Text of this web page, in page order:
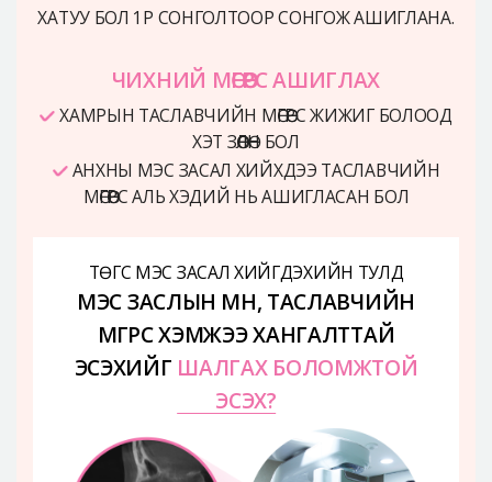
ХАТУУ БОЛ 1Р СОНГОЛТООР СОНГОЖ АШИГЛАНА.
ЧИХНИЙ МӨГӨӨРС АШИГЛАХ
ХАМРЫН ТАСЛАВЧИЙН МӨГӨӨРС ЖИЖИГ БОЛООД
ХЭТ ЗӨӨЛӨН БОЛ
АНХНЫ МЭС ЗАСАЛ ХИЙХДЭЭ ТАСЛАВЧИЙН
МӨГӨӨРС АЛЬ ХЭДИЙ НЬ АШИГЛАСАН БОЛ
ТӨГС МЭС ЗАСАЛ ХИЙГДЭХИЙН ТУЛД
МЭС ЗАСЛЫН ӨМНӨ, ТАСЛАВЧИЙН
МӨГӨӨРС ХЭМЖЭЭ ХАНГАЛТТАЙ
ЭСЭХИЙГ ШАЛГАХ БОЛОМЖТОЙ
ЭСЭХ?